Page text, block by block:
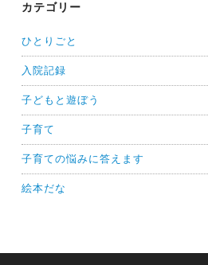
カテゴリー
ひとりごと
入院記録
子どもと遊ぼう
子育て
子育ての悩みに答えます
絵本だな